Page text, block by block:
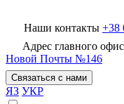
БП Апостроф
Наши контакты +38
Адрес главного
Новой Почты №146
Связаться с нами
ЯЗ УКР